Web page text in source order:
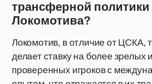
трансферной политики
Локомотива?
Локомотив, в отличие от ЦСКА,
делает ставку на более зрелых и
проверенных игроков с